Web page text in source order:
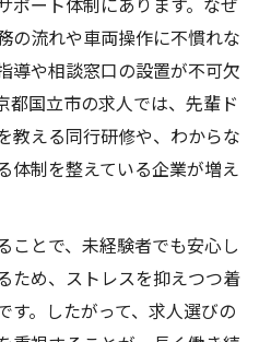
の流れや車両操作に不慣れな
導や相談窓口の設置が不可欠
都国立市の求人では、先輩ド
教える同行研修や、わからな
体制を整えている企業が増え
ことで、未経験者でも安心し
ため、ストレスを抑えつつ着
す。したがって、求人選びの